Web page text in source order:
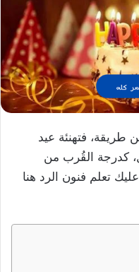
طريقة، فتهنئة عيد
كدرجة القُرب من
تعلم فنون الرد هنا